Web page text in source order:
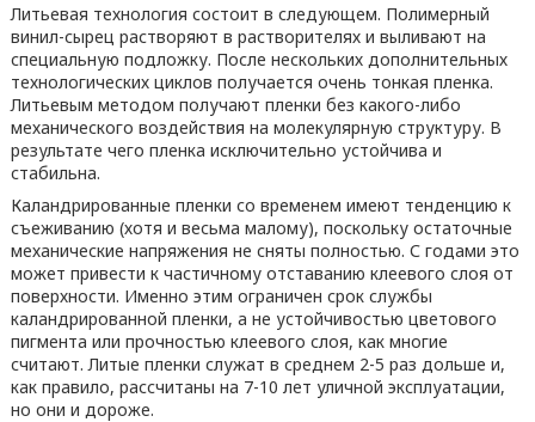
Литьевая технология состоит в следующем. Полимерный
винил-сырец растворяют в растворителях и выливают на
специальную подложку. После нескольких дополнительных
технологических циклов получается очень тонкая пленка.
Литьевым методом получают пленки без какого-либо
механического воздействия на молекулярную структуру. В
результате чего пленка исключительно устойчива и
стабильна.
Каландрированные пленки со временем имеют тенденцию к
съеживанию (хотя и весьма малому), поскольку остаточные
механические напряжения не сняты полностью. С годами это
может привести к частичному отставанию клеевого слоя от
поверхности. Именно этим ограничен срок службы
каландрированной пленки, а не устойчивостью цветового
пигмента или прочностью клеевого слоя, как многие
считают. Литые пленки служат в среднем 2-5 раз дольше и,
как правило, рассчитаны на 7-10 лет уличной эксплуатации,
но они и дороже.